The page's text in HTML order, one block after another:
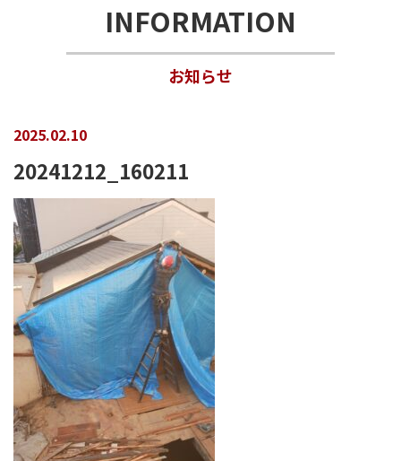
INFORMATION
お知らせ
2025.02.10
20241212_160211